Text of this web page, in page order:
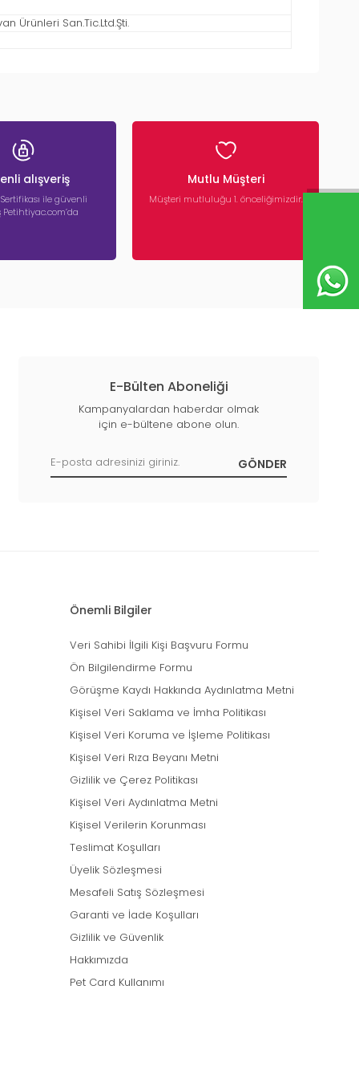
Ürünleri San.Tic.Ltd.Şti.
alışveriş
Sertifikası ile güvenli
Petihtiyac.com’da
Mutlu Müşteri
Müşteri mutluluğu 1. önceliğimizdir.
E-Bülten Aboneliği
Kampanyalardan haberdar olmak
için e-bültene abone olun.
Önemli Bilgiler
Veri Sahibi İlgili Kişi Başvuru Formu
Ön Bilgilendirme Formu
Görüşme Kaydı Hakkında Aydınlatma Metni
Kişisel Veri Saklama ve İmha Politikası
Kişisel Veri Koruma ve İşleme Politikası
Kişisel Veri Rıza Beyanı Metni
Gizlilik ve Çerez Politikası
Kişisel Veri Aydınlatma Metni
Kişisel Verilerin Korunması
Teslimat Koşulları
Üyelik Sözleşmesi
Mesafeli Satış Sözleşmesi
Garanti ve İade Koşulları
Gizlilik ve Güvenlik
Hakkımızda
Pet Card Kullanımı